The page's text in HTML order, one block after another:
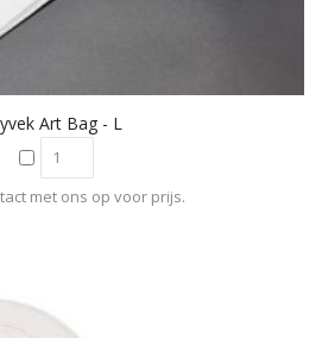
Art Bag - L
met ons op voor prijs.